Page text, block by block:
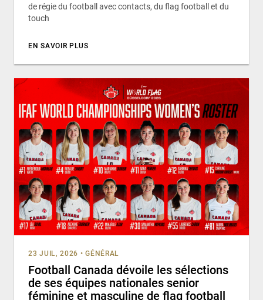
de régie du football avec contacts, du flag football et du
touch
EN SAVOIR PLUS
23 JUIL, 2026 • GÉNÉRAL
Football Canada dévoile les sélections
de ses équipes nationales senior
féminine et masculine de flag football